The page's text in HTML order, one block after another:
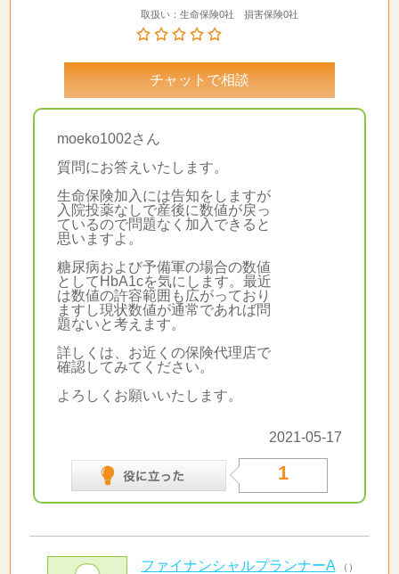
取扱い：生命保険0社 損害保険0社
チャットで相談
moeko1002さん
質問にお答えいたします。
生命保険加入には告知をしますが
入院投薬なしで産後に数値が戻っ
ているので問題なく加入できると
思いますよ。
糖尿病および予備軍の場合の数値
としてHbA1cを気にします。最近
は数値の許容範囲も広がっており
ますし現状数値が通常であれば問
題ないと考えます。
詳しくは、お近くの保険代理店で
確認してみてください。
よろしくお願いいたします。
2021-05-17
1
ファイナンシャルプランナーA （）